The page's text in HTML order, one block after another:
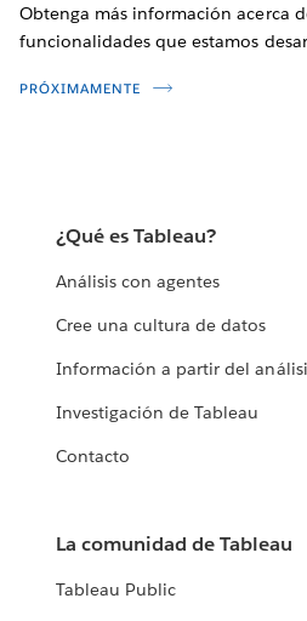
Obtenga más información acerca
funcionalidades que estamos
PRÓXIMAMENTE
¿Qué es Tableau?
Análisis con agentes
Cree una cultura de datos
Información a partir del
Investigación de Tableau
Contacto
La comunidad de Tableau
Tableau Public